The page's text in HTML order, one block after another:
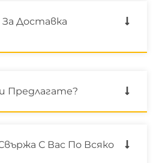
Доставка
Предлагате?
С Вас По Всяко